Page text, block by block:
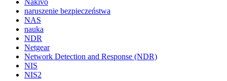
naruszenie bezpieczeństwa
NAS
nauka
NDR
Netgear
Network Detection and Response (NDR)
NIS
NIS2